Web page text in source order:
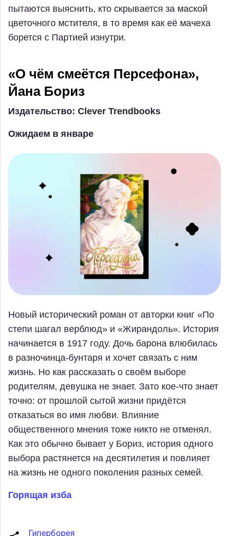
пытаются выяснить, кто скрывается за маской
цветочного мстителя, в то время как её мачеха
борется с Партией изнутри.
«О чём смеётся Персефона»,
Йана Бориз
Издательство: Clever Trendbooks
Ожидаем в январе
Новый исторический роман от авторки книг «По
степи шагал верблюд» и «Жирандоль». История
начинается в 1917 году. Дочь барона влюбилась
в разночинца-бунтаря и хочет связать с ним
жизнь. Но как рассказать о своём выборе
родителям, девушка не знает. Зато кое-что знает
точно: от прошлой сытой жизни придётся
отказаться во имя любви. Влияние
общественного мнения тоже никто не отменял.
Как это обычно бывает у Бориз, история одного
выбора растянется на десятилетия и повлияет
на жизнь не одного поколения разных семей.
Горящая изба
Гиперборея